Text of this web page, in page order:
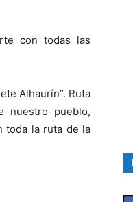
con todas las
Alhaurín”. Ruta
nuestro pueblo,
toda la ruta de la